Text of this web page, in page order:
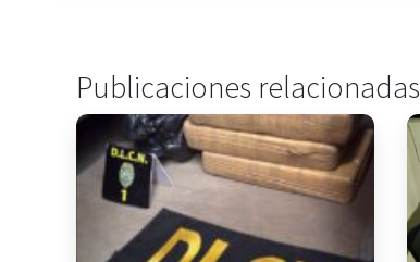
Publicaciones relacionadas